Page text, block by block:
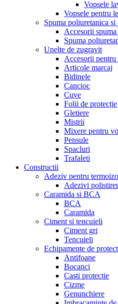
Vopsele
Vopsele pentru
Spuma poliuretanica si
Accesorii
Spuma
Unelte de zugravit
Accesorii
Articole marcaj
Bidinele
Cancioc
Cuve
Folii de protecție
Gletiere
Mistrii
Mixere pentru
Pensule
Spacluri
Trafaleti
Constructii
Adeziv pentru
Adezivi
Caramida si BCA
BCA
Caramida
Ciment si tencuieli
Ciment gri
Tencuieli
Echipamente de
Antifoane
Bocanci
Casti protectie
Cizme
Genunchiere